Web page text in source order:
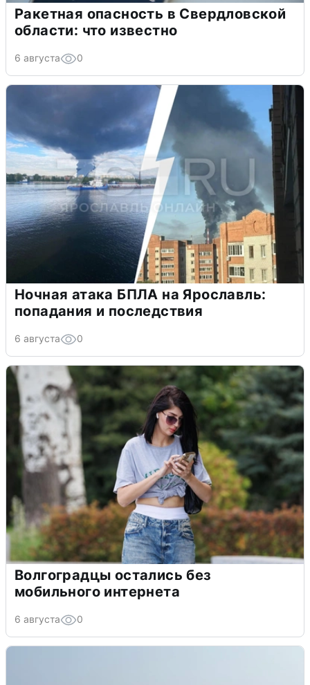
Ракетная опасность в Свердловской
области: что известно
6 августа 0
Ночная атака БПЛА на Ярославль:
попадания и последствия
6 августа 0
Волгоградцы остались без
мобильного интернета
6 августа 0